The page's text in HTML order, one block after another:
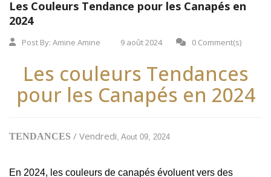
Les Couleurs Tendance pour les Canapés en
2024
Post By: Amine Amine 9 août 2024 0 Comment(s)
Les couleurs Tendances
pour les Canapés en 2024
TENDANCES / Vendredi, Aout 09, 2024
En 2024, les couleurs de canapés évoluent vers des